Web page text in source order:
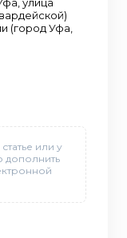
(город Уфа,
или у
дополнить